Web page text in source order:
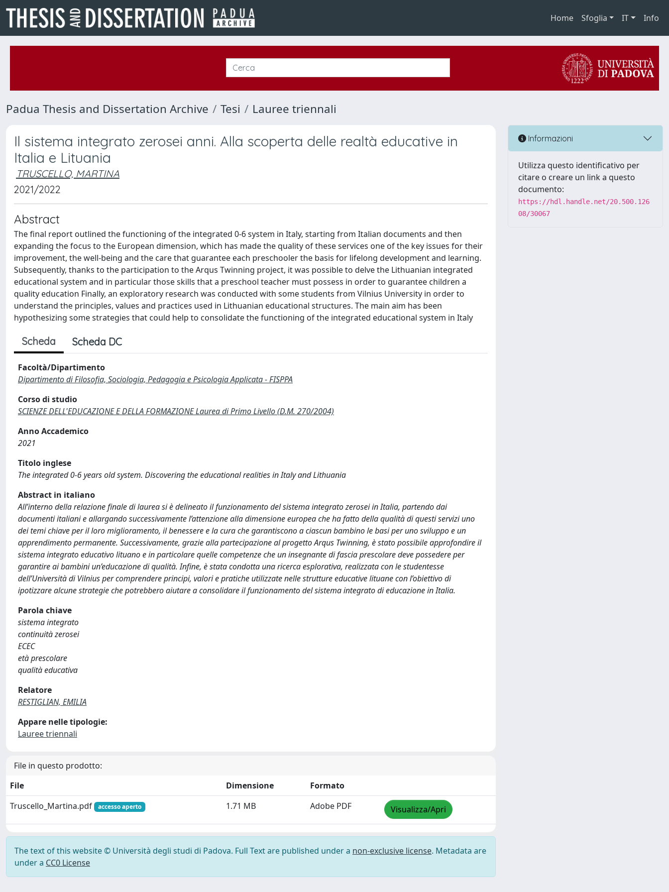
Home Sfoglia IT Info
Padua Thesis and Dissertation Archive Tesi Lauree triennali
Il sistema integrato zerosei anni. Alla scoperta delle realtà educative in
Italia e Lituania
TRUSCELLO, MARTINA
2021/2022
Abstract
The final report outlined the functioning of the integrated 0-6 system in Italy, starting from Italian documents and then
expanding the focus to the European dimension, which has made the quality of these services one of the key issues for their
improvement, the well-being and the care that guarantee each preschooler the basis for lifelong development and learning.
Subsequently, thanks to the participation to the Arqus Twinning project, it was possible to delve the Lithuanian integrated
educational system and in particular those skills that a preschool teacher must possess in order to guarantee children a
quality education Finally, an exploratory research was conducted with some students from Vilnius University in order to
understand the principles, values and practices used in Lithuanian educational structures. The main aim has been
hypothesizing some strategies that could help to consolidate the functioning of the integrated educational system in Italy
Scheda Scheda DC
Facoltà/Dipartimento
Dipartimento di Filosofia, Sociologia, Pedagogia e Psicologia Applicata - FISPPA
Corso di studio
SCIENZE DELL'EDUCAZIONE E DELLA FORMAZIONE Laurea di Primo Livello (D.M. 270/2004)
Anno Accademico
2021
Titolo inglese
The integrated 0-6 years old system. Discovering the educational realities in Italy and Lithuania
Abstract in italiano
All’interno della relazione finale di laurea si è delineato il funzionamento del sistema integrato zerosei in Italia, partendo dai
documenti italiani e allargando successivamente l’attenzione alla dimensione europea che ha fatto della qualità di questi servizi uno
dei temi chiave per il loro miglioramento, il benessere e la cura che garantiscono a ciascun bambino le basi per uno sviluppo e un
apprendimento permanente. Successivamente, grazie alla partecipazione al progetto Arqus Twinning, è stato possibile approfondire il
sistema integrato educativo lituano e in particolare quelle competenze che un insegnante di fascia prescolare deve possedere per
garantire ai bambini un’educazione di qualità. Infine, è stata condotta una ricerca esplorativa, realizzata con le studentesse
dell’Università di Vilnius per comprendere principi, valori e pratiche utilizzate nelle strutture educative lituane con l’obiettivo di
ipotizzare alcune strategie che potrebbero aiutare a consolidare il funzionamento del sistema integrato di educazione in Italia.
Parola chiave
sistema integrato
continuità zerosei
ECEC
età prescolare
qualità educativa
Relatore
RESTIGLIAN, EMILIA
Appare nelle tipologie:
Lauree triennali
File in questo prodotto:
File
Dimensione
Formato
Truscello_Martina.pdf
accesso aperto 1.71 MB Adobe PDF Visualizza/Apri
The text of this website © Università degli studi di Padova. Full Text are published under a non-exclusive license. Metadata are
under a CC0 License
Informazioni
Utilizza questo identificativo per
citare o creare un link a questo
documento:
https://hdl.handle.net/20.500.126
08/30067